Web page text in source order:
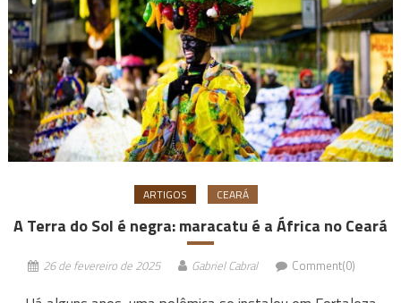
ARTIGOS CEARÁ
A Terra do Sol é negra: maracatu é a África no Ceará
26 de fevereiro de 2025 Gabriel Cabral Comment(0)